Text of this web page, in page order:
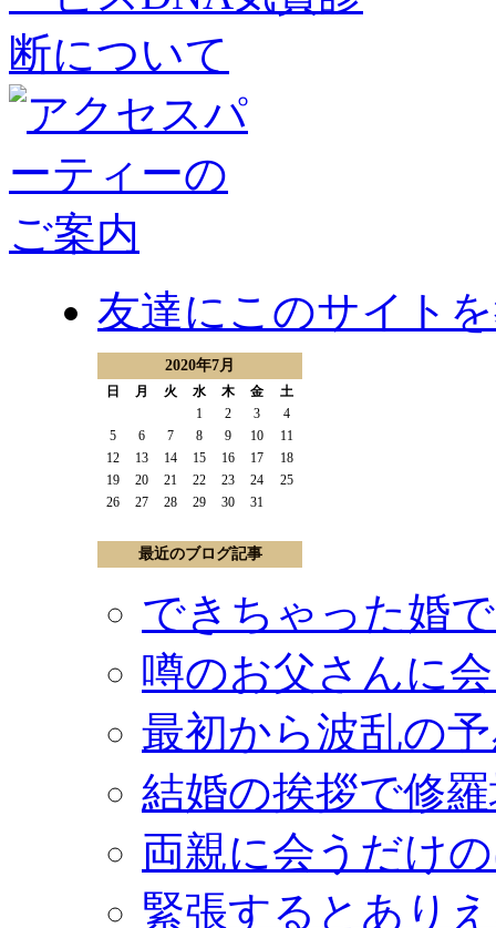
友達にこのサイト
2020年7月
日 月 火 水 木 金
土
1
2 3
4
5
6 7 8 9 10
11
12
13 14 15 16 17
18
19
20 21 22 23 24
25
26
27 28 29 30 31
最近のブログ記事
できちゃった婚
噂のお父さんに
最初から波乱の
結婚の挨拶で修
両親に会うだけ
緊張するとあり